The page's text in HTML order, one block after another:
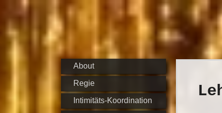
About
Regie
Intimitäts-Koordination